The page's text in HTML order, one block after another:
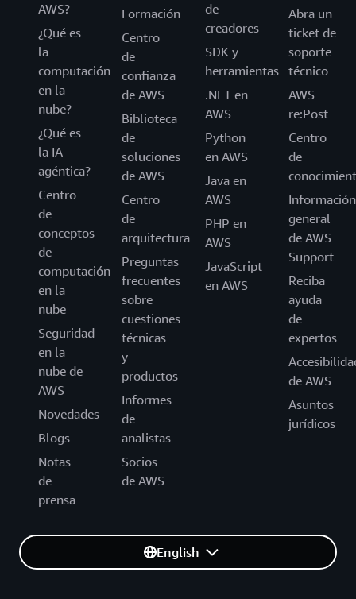
AWS?
¿Qué es
la
computación
en la
nube?
¿Qué es
la IA
agéntica?
Centro
de
conceptos
de
computación
en la
nube
Seguridad
en la
nube de
AWS
Novedades
Blogs
Notas
de
prensa
Formación
Centro
de
confianza
de AWS
Biblioteca
de
soluciones
de AWS
Centro
de
arquitectura
Preguntas
frecuentes
sobre
cuestiones
técnicas
y
productos
Informes
de
analistas
Socios
de AWS
de
creadores
SDK y
herramientas
.NET en
AWS
Python
en AWS
Java en
AWS
PHP en
AWS
JavaScript
en AWS
Abra un
ticket de
soporte
técnico
AWS
re:Post
Centro
de
Información
general
de AWS
Support
Reciba
ayuda
de
expertos
de AWS
Asuntos
jurídicos
English